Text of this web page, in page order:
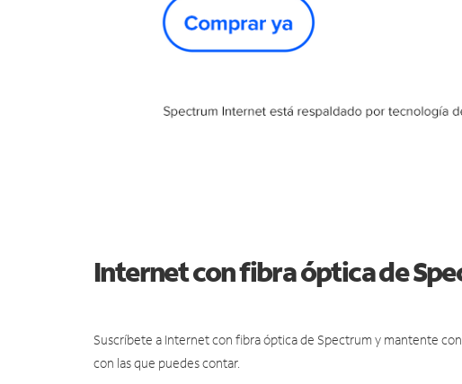
Internet con fibra óptica de
Suscríbete a Internet con fibra óptica de Spectrum y mantente
con las que puedes contar.